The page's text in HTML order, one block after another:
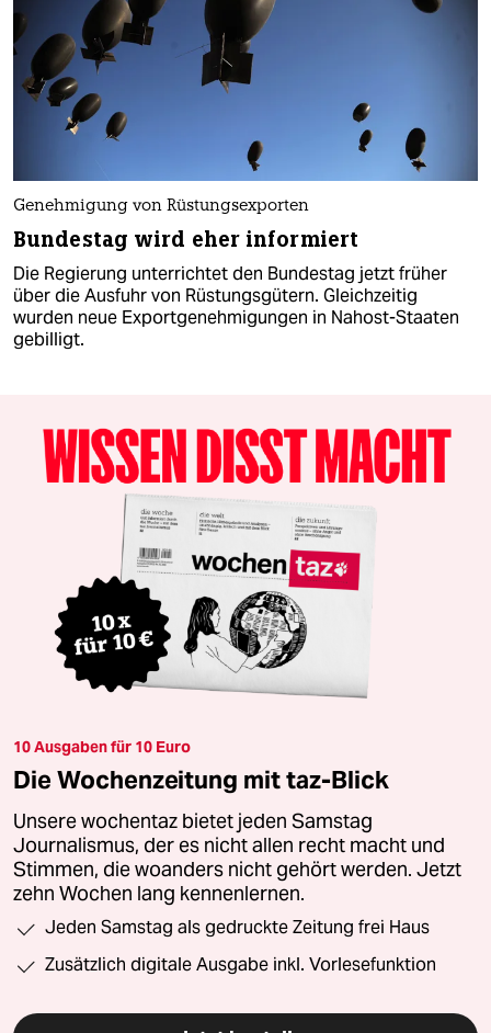
Genehmigung von Rüstungsexporten
Bundestag wird eher informiert
Die Regierung unterrichtet den Bundestag jetzt früher
über die Ausfuhr von Rüstungsgütern. Gleichzeitig
wurden neue Exportgenehmigungen in Nahost-Staaten
gebilligt.
10 Ausgaben für 10 Euro
Die Wochenzeitung mit taz-Blick
Unsere wochentaz bietet jeden Samstag
Journalismus, der es nicht allen recht macht und
Stimmen, die woanders nicht gehört werden. Jetzt
zehn Wochen lang kennenlernen.
Jeden Samstag als gedruckte Zeitung frei Haus
Zusätzlich digitale Ausgabe inkl. Vorlesefunktion